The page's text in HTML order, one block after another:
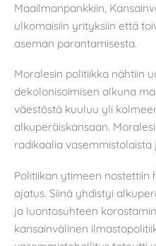
Maailmanpankkiin,
ulkomaisiin yrityksiin että
aseman parantamisesta.
Moralesin politiikka nähtiin
dekolonisoimisen alkuna
väestöstä kuuluu yli
alkuperäiskansaan.
radikaalia
Politiikan ytimeen nostettiin
ajatus. Siinä yhdistyi
ja luontosuhteen
kansainvälinen